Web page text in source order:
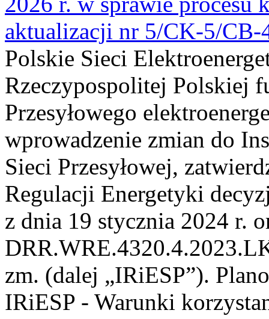
aktualizacji nr 5/CK-5/CB-
Polskie Sieci
Rzeczypospolitej Polskiej
Przesyłowego
wprowadzenie zmian do
Sieci Przesyłowej,
Regulacji Energetyki
z dnia 19 stycznia 2024 r.
zm. (dalej „IRiESP”).
IRiESP - Warunki